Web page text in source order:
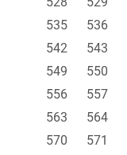
535
536
542
543
549
550
556
557
563
564
570
571